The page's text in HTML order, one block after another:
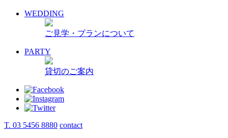
WEDDING
ご見学・プランについて
PARTY
貸切のご案内
T. 03 5456 8880 contact